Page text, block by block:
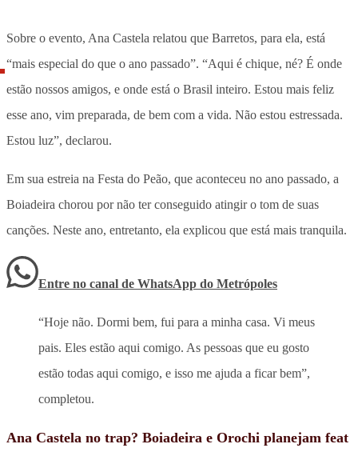
Sobre o evento, Ana Castela relatou que Barretos, para ela, está
“mais especial do que o ano passado”. “Aqui é chique, né? É onde
estão nossos amigos, e onde está o Brasil inteiro. Estou mais feliz
esse ano, vim preparada, de bem com a vida. Não estou estressada.
Estou luz”, declarou.
Em sua estreia na Festa do Peão, que aconteceu no ano passado, a
Boiadeira chorou por não ter conseguido atingir o tom de suas
canções. Neste ano, entretanto, ela explicou que está mais tranquila.
Entre no canal de WhatsApp do Metrópoles
“Hoje não. Dormi bem, fui para a minha casa. Vi meus
pais. Eles estão aqui comigo. As pessoas que eu gosto
estão todas aqui comigo, e isso me ajuda a ficar bem”,
completou.
Ana Castela no trap? Boiadeira e Orochi planejam feat